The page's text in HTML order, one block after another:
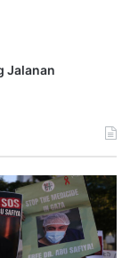
Jalanan